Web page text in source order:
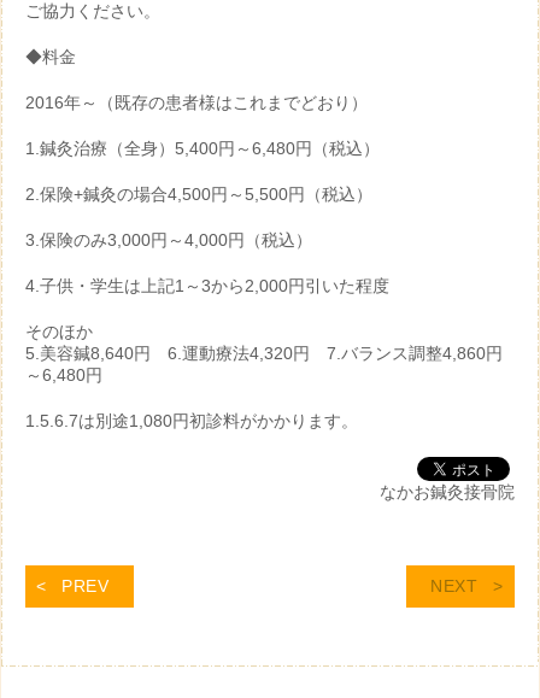
ご協力ください。
◆料金
2016年～（既存の患者様はこれまでどおり）
1.鍼灸治療（全身）5,400円～6,480円（税込）
2.保険+鍼灸の場合4,500円～5,500円（税込）
3.保険のみ3,000円～4,000円（税込）
4.子供・学生は上記1～3から2,000円引いた程度
そのほか
5.美容鍼8,640円 6.運動療法4,320円 7.バランス調整4,860円
～6,480円
1.5.6.7は別途1,080円初診料がかかります。
なかお鍼灸接骨院
PREV NEXT